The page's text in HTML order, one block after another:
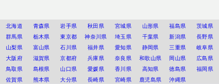
北海道 青森県 岩手県 秋田県 宮城県 山形県 福島県
茨城県
群馬県
栃木県 東京都 神奈川県 埼玉県 千葉県 新潟県
長野県
山梨県
富山県 石川県 福井県 愛知県 静岡県 三重県
岐阜県
大阪府
滋賀県 京都府 兵庫県 奈良県 和歌山県 岡山県
広島県
鳥取県
島根県 山口県 愛媛県 香川県 高知県 徳島県
福岡県
佐賀県
熊本県 大分県 長崎県 宮崎県 鹿児島県 沖縄県